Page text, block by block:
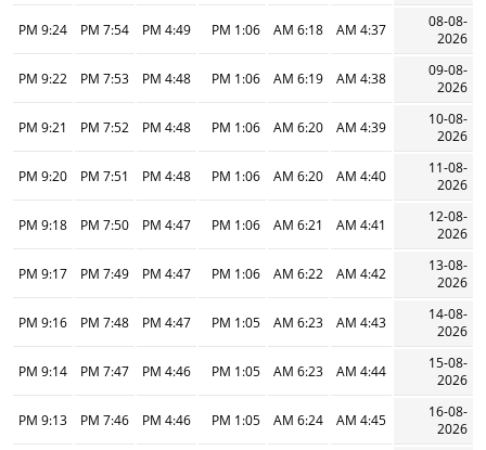
08-08-
2026
4:37 AM
6:18 AM
1:06 PM
4:49 PM
7:54 PM
9:24 PM
09-08-
2026
4:38 AM
6:19 AM
1:06 PM
4:48 PM
7:53 PM
9:22 PM
10-08-
2026
4:39 AM
6:20 AM
1:06 PM
4:48 PM
7:52 PM
9:21 PM
11-08-
2026
4:40 AM
6:20 AM
1:06 PM
4:48 PM
7:51 PM
9:20 PM
12-08-
2026
4:41 AM
6:21 AM
1:06 PM
4:47 PM
7:50 PM
9:18 PM
13-08-
2026
4:42 AM
6:22 AM
1:06 PM
4:47 PM
7:49 PM
9:17 PM
14-08-
2026
4:43 AM
6:23 AM
1:05 PM
4:47 PM
7:48 PM
9:16 PM
15-08-
2026
4:44 AM
6:23 AM
1:05 PM
4:46 PM
7:47 PM
9:14 PM
16-08-
2026
4:45 AM
6:24 AM
1:05 PM
4:46 PM
7:46 PM
9:13 PM